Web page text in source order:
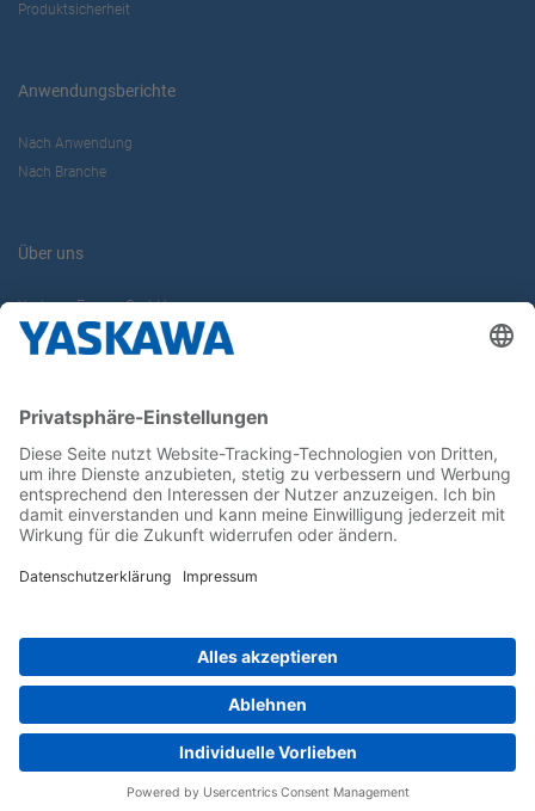
Produktsicherheit
Anwendungsberichte
Nach Anwendung
Nach Branche
Über uns
Yaskawa Europe GmbH
Karriere
Newsletter
Follow us on...
Home Impressum Privacy
Cookie Choices
Whistleblowing
Yaskawa Europe GmbH